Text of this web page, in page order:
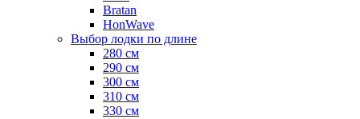
Bratan
HonWave
Выбор лодки по длине
280 см
290 см
300 см
310 см
330 см